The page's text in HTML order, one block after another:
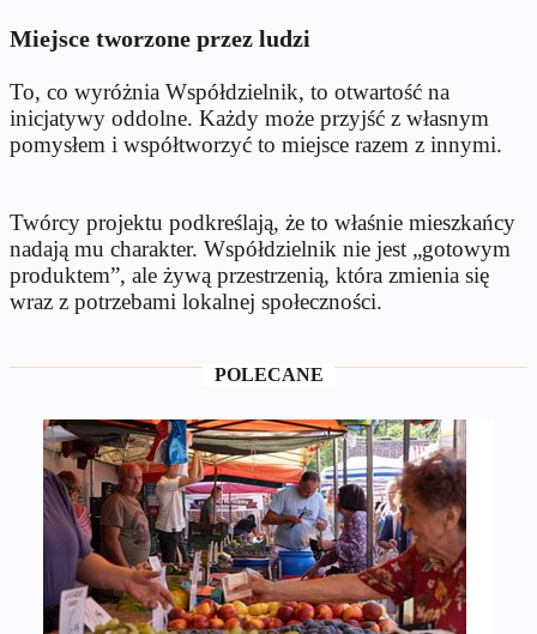
Miejsce tworzone przez ludzi
To, co wyróżnia Współdzielnik, to otwartość na
inicjatywy oddolne. Każdy może przyjść z własnym
pomysłem i współtworzyć to miejsce razem z innymi.
Twórcy projektu podkreślają, że to właśnie mieszkańcy
nadają mu charakter. Współdzielnik nie jest „gotowym
produktem”, ale żywą przestrzenią, która zmienia się
wraz z potrzebami lokalnej społeczności.
POLECANE